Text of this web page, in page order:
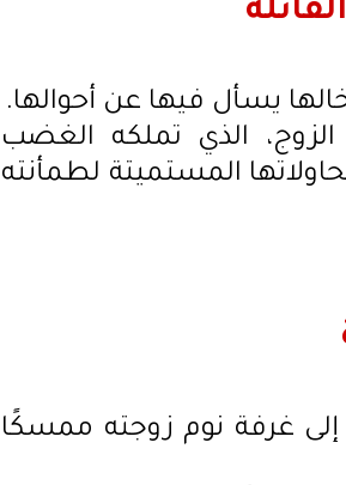
يسأل فيها عن أحوالها.
الذي تملكه الغضب
المستميتة لطمأنته
غرفة نوم زوجته ممسكًا